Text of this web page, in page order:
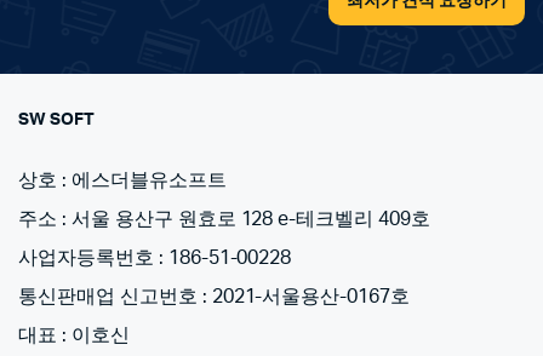
SW SOFT
상호 : 에스더블유소프트
주소 : 서울 용산구 원효로 128 e-테크벨리 409호
사업자등록번호 : 186-51-00228
통신판매업 신고번호 : 2021-서울용산-0167호
대표 : 이호신